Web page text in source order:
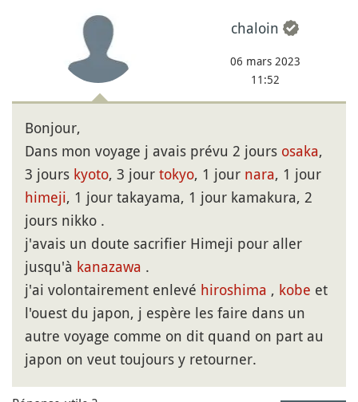
chaloin
06 mars 2023
11:52
Bonjour,
Dans mon voyage j avais prévu 2 jours osaka,
3 jours kyoto, 3 jour tokyo, 1 jour nara, 1 jour
himeji, 1 jour takayama, 1 jour kamakura, 2
jours nikko .
j'avais un doute sacrifier Himeji pour aller
jusqu'à kanazawa .
j'ai volontairement enlevé hiroshima , kobe et
l'ouest du japon, j espère les faire dans un
autre voyage comme on dit quand on part au
japon on veut toujours y retourner.